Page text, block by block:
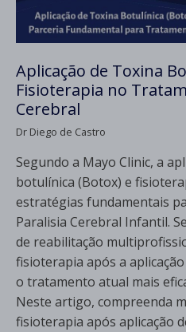
Aplicação de Toxina
Fisioterapia no
Cerebral
Dr Diego de Castro
Segundo a Mayo Clinic, a
botulínica (Botox) e
estratégias fundamentais
Paralisia Cerebral Infantil.
de reabilitação
fisioterapia após a
o tratamento atual mais
Neste artigo, compreenda
fisioterapia após aplicação